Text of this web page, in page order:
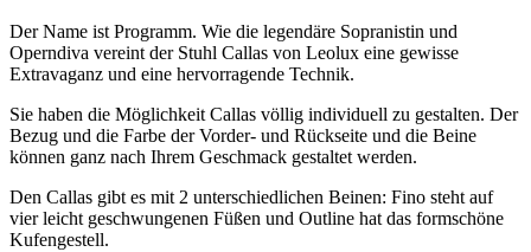
Der Name ist Programm. Wie die legendäre Sopranistin und
Operndiva vereint der Stuhl Callas von Leolux eine gewisse
Extravaganz und eine hervorragende Technik.
Sie haben die Möglichkeit Callas völlig individuell zu gestalten. Der
Bezug und die Farbe der Vorder- und Rückseite und die Beine
können ganz nach Ihrem Geschmack gestaltet werden.
Den Callas gibt es mit 2 unterschiedlichen Beinen: Fino steht auf
vier leicht geschwungenen Füßen und Outline hat das formschöne
Kufengestell.